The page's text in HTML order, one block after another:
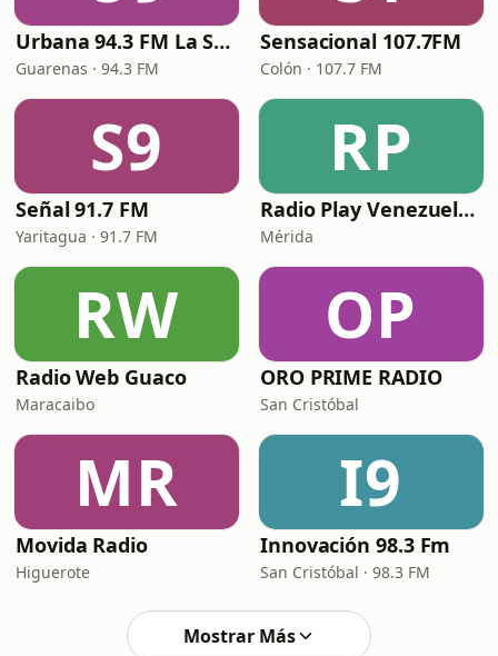
Urbana 94.3 FM La Salserísima
Guarenas · 94.3 FM
Sensacional 107.7FM
Colón · 107.7 FM
S9
Señal 91.7 FM
Yaritagua · 91.7 FM
RP
Radio Play Venezuela - Pop
Mérida
RW
Radio Web Guaco
Maracaibo
OP
ORO PRIME RADIO
San Cristóbal
MR
Movida Radio
Higuerote
I9
Innovación 98.3 Fm
San Cristóbal · 98.3 FM
Mostrar Más